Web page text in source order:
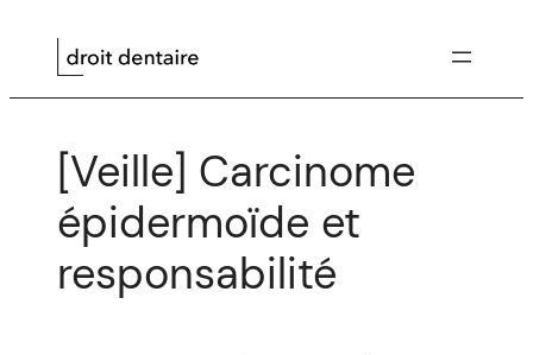
[Veille] Carcinome
épidermoïde et
responsabilité